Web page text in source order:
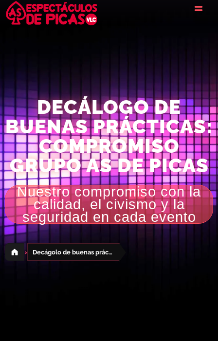
DECÁLOGO DE
BUENAS PRÁCTICAS:
COMPROMISO
GRUPO AS DE PICAS
Nuestro compromiso con la
calidad, el civismo y la
seguridad en cada evento
› Decágolo de buenas prácticas